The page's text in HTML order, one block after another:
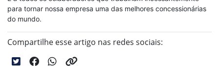
para tornar nossa empresa uma das melhores concessionárias
do mundo.
Compartilhe esse artigo nas redes sociais: